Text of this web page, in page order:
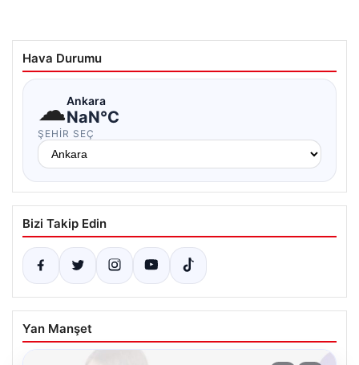
Hava Durumu
☁Ankara
NaN°C
ŞEHIR SEÇ
Bizi Takip Edin
Yan Manşet